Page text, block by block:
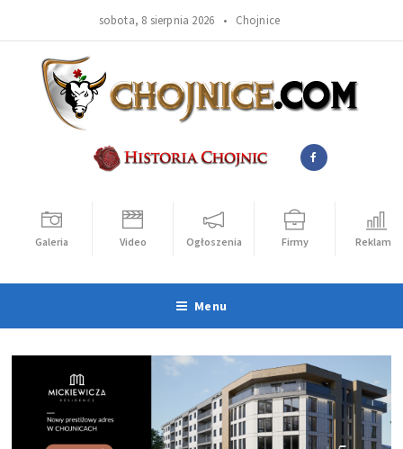
sobota, 8 sierpnia 2026 • Chojnice
Galeria Video Ogłoszenia Firmy Reklama
Menu